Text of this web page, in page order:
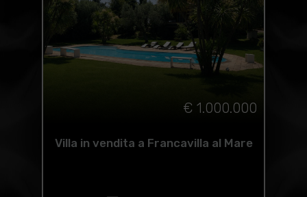
€ 1.000.000
Villa in vendita a Francavilla al Mare